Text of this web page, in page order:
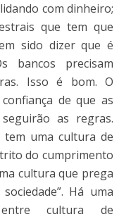
com dinheiro;
que tem que
sido dizer que é
bancos precisam
Isso é bom. O
de que as
as regras.
tem uma cultura de
do cumprimento
cultura que prega
Há uma
cultura de